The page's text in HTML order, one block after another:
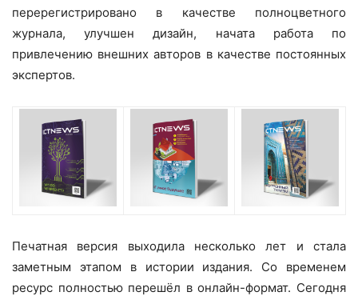
перерегистрировано в качестве полноцветного
журнала, улучшен дизайн, начата работа по
привлечению внешних авторов в качестве постоянных
экспертов.
Печатная версия выходила несколько лет и стала
заметным этапом в истории издания. Со временем
ресурс полностью перешёл в онлайн-формат. Сегодня